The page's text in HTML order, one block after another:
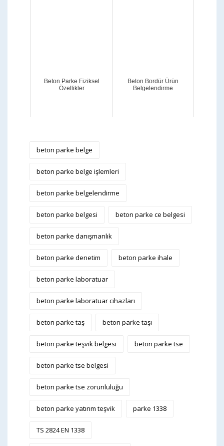
Beton Parke Fiziksel
Özellikler
Beton Bordür Ürün
Belgelendirme
beton parke belge
beton parke belge işlemleri
beton parke belgelendirme
beton parke belgesi beton parke ce belgesi
beton parke danışmanlık
beton parke denetim beton parke ihale
beton parke laboratuar
beton parke laboratuar cihazları
beton parke taş beton parke taşı
beton parke teşvik belgesi beton parke tse
beton parke tse belgesi
beton parke tse zorunluluğu
beton parke yatırım teşvik parke 1338
TS 2824 EN 1338